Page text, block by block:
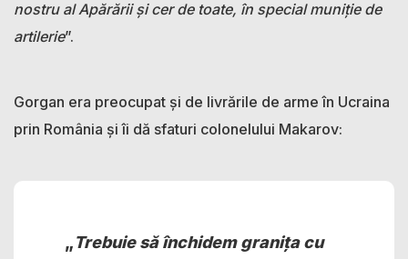
nostru al Apărării și cer de toate, în special muniție de
artilerie”.
Gorgan era preocupat și de livrările de arme în Ucraina
prin România și îi dă sfaturi colonelului Makarov:
„Trebuie să închidem granița cu